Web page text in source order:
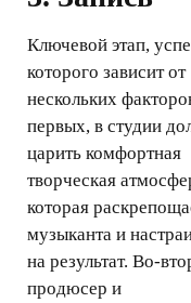
Ключевой этап,
которого зависит от
нескольких
первых, в студии
царить комфортная
творческая
которая
музыканта и
на результат. Во-
продюсер и